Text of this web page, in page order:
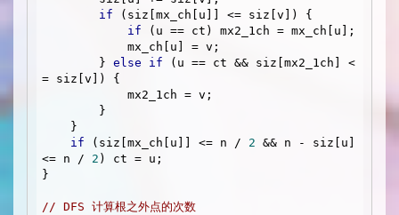
if (siz[mx_ch[u]] <= siz[v]) {
if (u == ct) mx2_1ch = mx_ch[u];
        }
else if (u == ct && siz[mx2_1ch] <
= siz[v]) {
if (siz[mx_ch[u]] <= n / 2 && n - siz[u]
<= n / 2 ) ct = u;
}
// DFS 计算根之外点的次数